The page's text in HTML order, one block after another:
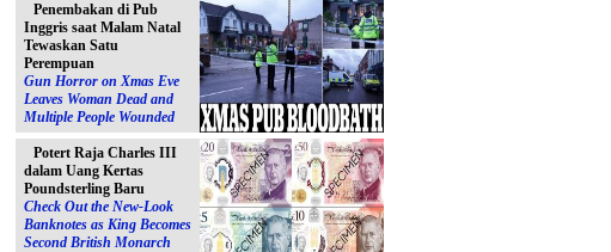
Penembakan di Pub
Inggris saat Malam Natal
Tewaskan Satu
Perempuan
Gun Horror on Xmas Eve
Leaves Woman Dead and
Multiple People Wounded
Potert Raja Charles III
dalam Uang Kertas
Poundsterling Baru
Check Out the New-Look
Banknotes as King Becomes
Second British Monarch